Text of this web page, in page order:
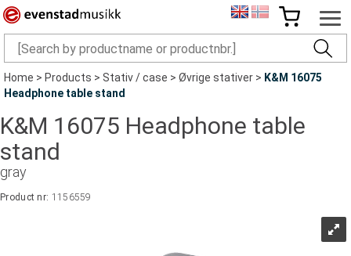
Home>Products>Stativ / case>Øvrige stativer> K&M 16075
Headphone table stand
K&M 16075 Headphone table
stand
gray
Product nr: 1156559